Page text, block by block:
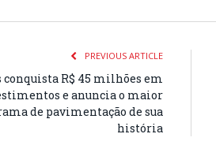
PREVIOUS ARTICLE
conquista R$ 45 milhões em
e anuncia o maior
de pavimentação de sua
história